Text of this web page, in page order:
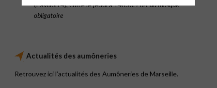
(Pavillon 4), culte le jeudi à 14h30.Port du masque
obligatoire
Actualités des aumôneries
Retrouvez ici l’actualités des Aumôneries de Marseille.